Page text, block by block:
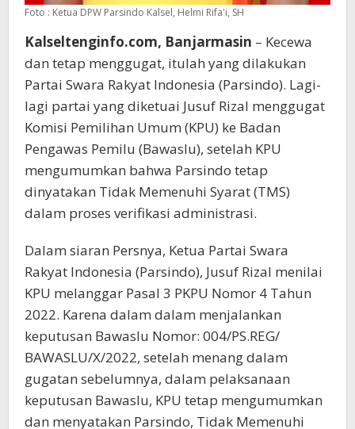
Foto : Ketua DPW Parsindo Kalsel, Helmi Rifa'i, SH
Kalseltenginfo.com, Banjarmasin – Kecewa
dan tetap menggugat, itulah yang dilakukan
Partai Swara Rakyat Indonesia (Parsindo). Lagi-
lagi partai yang diketuai Jusuf Rizal menggugat
Komisi Pemilihan Umum (KPU) ke Badan
Pengawas Pemilu (Bawaslu), setelah KPU
mengumumkan bahwa Parsindo tetap
dinyatakan Tidak Memenuhi Syarat (TMS)
dalam proses verifikasi administrasi.
Dalam siaran Persnya, Ketua Partai Swara
Rakyat Indonesia (Parsindo), Jusuf Rizal menilai
KPU melanggar Pasal 3 PKPU Nomor 4 Tahun
2022. Karena dalam dalam menjalankan
keputusan Bawaslu Nomor: 004/PS.REG/
BAWASLU/X/2022, setelah menang dalam
gugatan sebelumnya, dalam pelaksanaan
keputusan Bawaslu, KPU tetap mengumumkan
dan menyatakan Parsindo, Tidak Memenuhi